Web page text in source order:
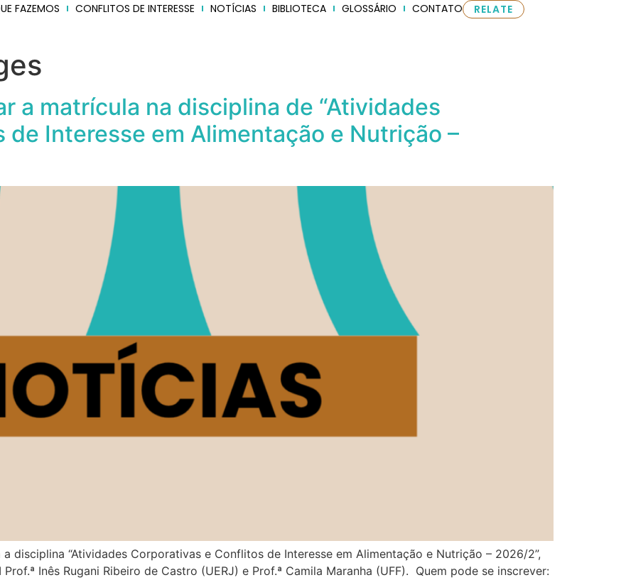
FAZEMOS CONFLITOS DE INTERESSE NOTÍCIAS BIBLIOTECA GLOSSÁRIO CONTATO RELATE
a matrícula na disciplina de “Atividades
Interesse em Alimentação e Nutrição –
disciplina “Atividades Corporativas e Conflitos de Interesse em Alimentação e Nutrição – 2026/2”,
Inês Rugani Ribeiro de Castro (UERJ) e Prof.ª Camila Maranha (UFF). Quem pode se inscrever: